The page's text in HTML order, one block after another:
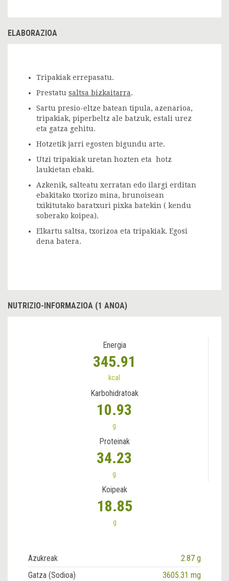
ELABORAZIOA
Tripakiak errepasatu.
Prestatu saltsa bizkaitarra.
Sartu presio-eltze batean tipula, azenarioa,
tripakiak, piperbeltz ale batzuk, estali urez
eta gatza gehitu.
Hotzetik jarri egosten bigundu arte.
Utzi tripakiak uretan hozten eta hotz
laukietan ebaki.
Azkenik, salteatu xerratan edo ilargi erditan
ebakitako txorizo mina, brunoisean
txikitutako baratxuri pixka batekin ( kendu
soberako koipea).
Elkartu saltsa, txorizoa eta tripakiak. Egosi
dena batera.
NUTRIZIO-INFORMAZIOA (1 ANOA)
Energia
345.91
kcal
Karbohidratoak
10.93
g
Proteinak
34.23
g
Koipeak
18.85
g
Azukreak
2.87 g
Gatza (Sodioa)
3605.31 mg